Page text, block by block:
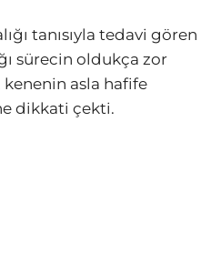
tanısıyla tedavi gören
sürecin oldukça zor
asla hafife
dikkati çekti.